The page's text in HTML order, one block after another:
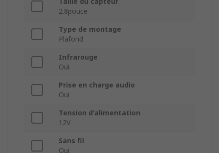
2.8pouce
Type de montage
Plafond
Infrarouge
Oui
Prise en charge audio
Oui
Tension d'alimentation
12V
Sans fil
Oui